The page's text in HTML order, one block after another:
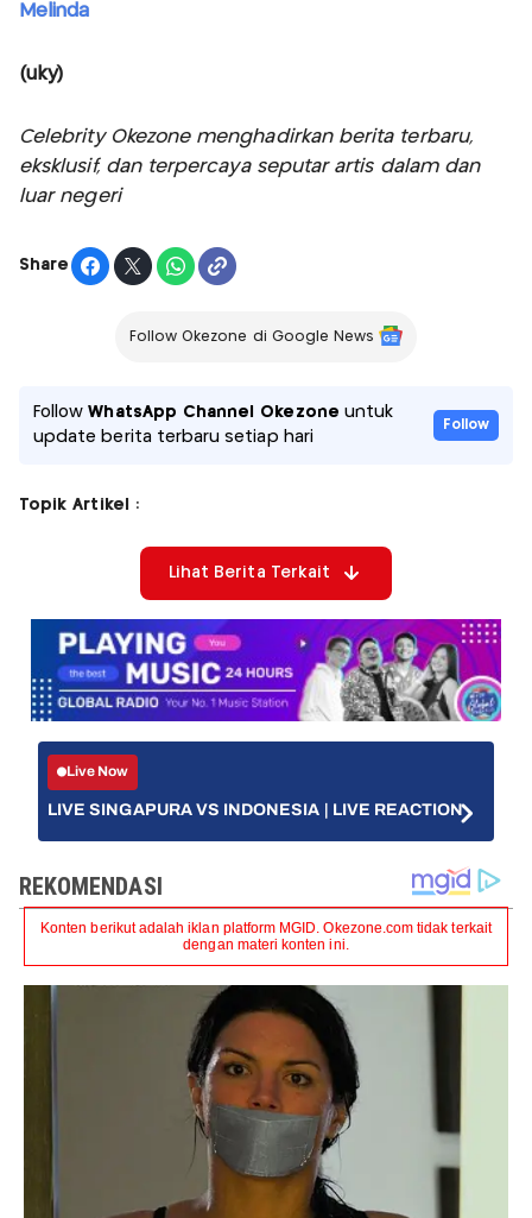
Melinda
(uky)
Celebrity Okezone menghadirkan berita terbaru,
eksklusif, dan terpercaya seputar artis dalam dan
luar negeri
Share
Follow Okezone di Google News
FollowWhatsApp Channel Okezone untuk
update berita terbaru setiap hari
Follow
Topik Artikel :
Lihat Berita Terkait
Live Now
LIVE SINGAPURA VS INDONESIA | LIVE REACTION